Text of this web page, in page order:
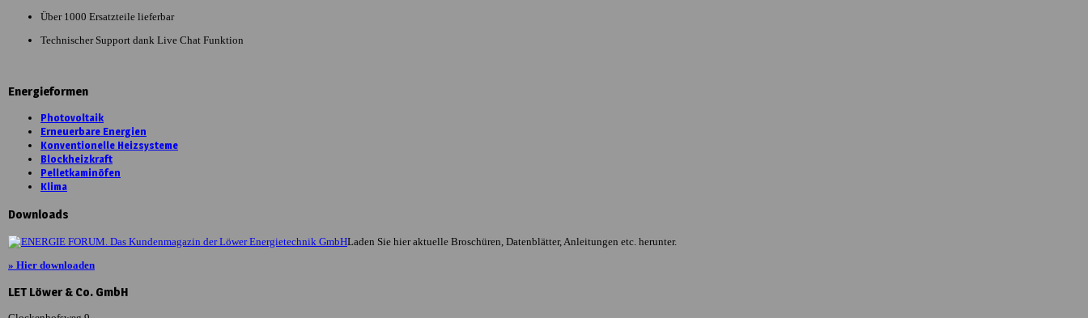
Über 1000 Ersatzteile lieferbar
Technischer Support dank Live Chat Funktion
Energieformen
Photovoltaik
Erneuerbare Energien
Konventionelle Heizsysteme
Blockheizkraft
Pelletkaminöfen
Klima
Downloads
Laden Sie hier aktuelle Broschüren, Datenblätter, Anleitungen etc. herunter.
» Hier downloaden
LET Löwer & Co. GmbH